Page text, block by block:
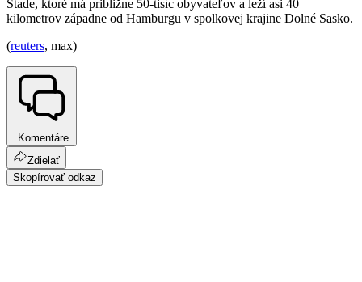
Stade, ktoré má približne 50-tisíc obyvateľov a leží asi 40
kilometrov západne od Hamburgu v spolkovej krajine Dolné Sasko.
(reuters, max)
Komentáre
Zdielať
Skopírovať odkaz